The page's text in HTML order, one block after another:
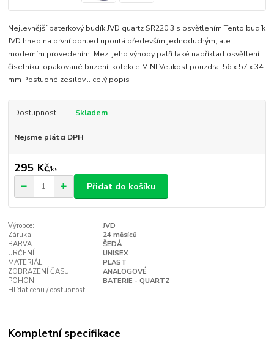
Nejlevnější baterkový budík JVD quartz SR220.3 s osvětlením Tento budík
JVD hned na první pohled upoutá především jednoduchým, ale
moderním provedením. Mezi jeho výhody patří také například osvětlení
číselníku, opakované buzení. kolekce MINI Velikost pouzdra: 56 x 57 x 34
mm Postupné zesilov... celý popis
Dostupnost Skladem
Nejsme plátci DPH
295 Kč/ks
Přidat do košíku
Výrobce:
JVD
Záruka:
24 měsíců
BARVA:
ŠEDÁ
URČENÍ:
UNISEX
MATERIÁL:
PLAST
ZOBRAZENÍ ČASU:
ANALOGOVÉ
POHON:
BATERIE - QUARTZ
Hlídat cenu / dostupnost
Kompletní specifikace